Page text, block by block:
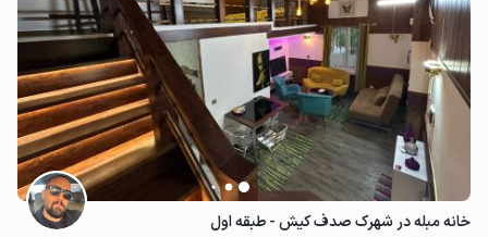
خانه مبله در شهرک صدف کیش - طبقه اول